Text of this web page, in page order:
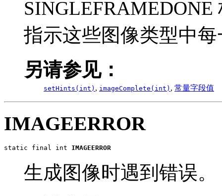
SINGLEFRAMEDONE
指示这些图像类型中
另请参见：
setHints(int) , imageComplete(int) , 常量字段值
IMAGEERROR
static final int IMAGEERROR
生成图像时遇到错误。